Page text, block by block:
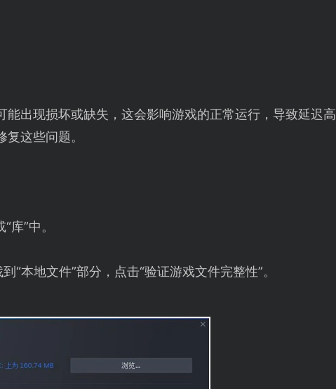
能出现损坏或缺失，这会影响游戏的正常运行，导致延迟高
这些问题。
库”中。
“本地文件”部分，点击“验证游戏文件完整性”。